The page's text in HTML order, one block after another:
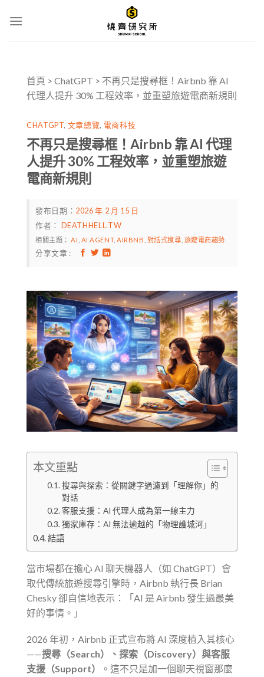
首頁 > ChatGPT > 不再只是搜尋框！Airbnb 靠 AI
代理人提升 30% 工程效率，並重塑旅遊電商新規則
CHATGPT, 文章總覽, 電商科技
不再只是搜尋框！Airbnb 靠 AI 代理
人提升 30% 工程效率，並重塑旅遊
電商新規則
發布日期： 2026 年 2 月 15 日
作者： DEATHHELL.TW
相關主題：AI AI AGENT,AIRBNB 對話式搜尋 旅遊電商趨勢
分享文章 :
本文重點
搜尋與探索：從關鍵字過濾到「理解你」的
對話
客服支援：AI 代理人成為第一線主力
獨家庫存：AI 無法逾越的「物理護城河」
結語
當市場都在擔心 AI 聊天機器人（如 ChatGPT）會
取代傳統旅遊搜尋引擎時，Airbnb 執行長 Brian
Chesky 卻自信地表示：「AI 是 Airbnb 發生過最美
好的事情。」
2026 年初，Airbnb 正式宣布將 AI 深度植入其核心
——搜尋（Search）、探索（Discovery）與客服
支援（Support）
。這不只是加一個聊天視窗那麼